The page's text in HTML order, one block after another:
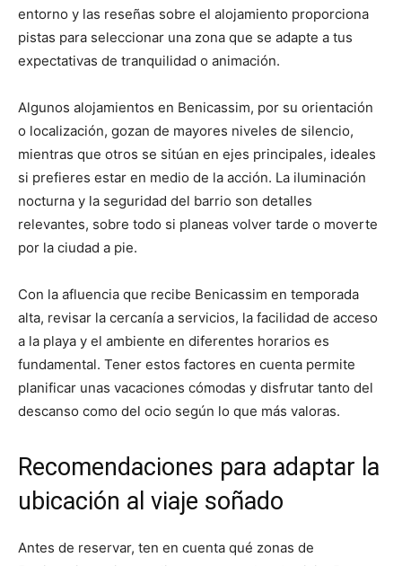
entorno y las reseñas sobre el alojamiento proporciona
pistas para seleccionar una zona que se adapte a tus
expectativas de tranquilidad o animación.
Algunos alojamientos en Benicassim, por su orientación
o localización, gozan de mayores niveles de silencio,
mientras que otros se sitúan en ejes principales, ideales
si prefieres estar en medio de la acción. La iluminación
nocturna y la seguridad del barrio son detalles
relevantes, sobre todo si planeas volver tarde o moverte
por la ciudad a pie.
Con la afluencia que recibe Benicassim en temporada
alta, revisar la cercanía a servicios, la facilidad de acceso
a la playa y el ambiente en diferentes horarios es
fundamental. Tener estos factores en cuenta permite
planificar unas vacaciones cómodas y disfrutar tanto del
descanso como del ocio según lo que más valoras.
Recomendaciones para adaptar la
ubicación al viaje soñado
Antes de reservar, ten en cuenta qué zonas de